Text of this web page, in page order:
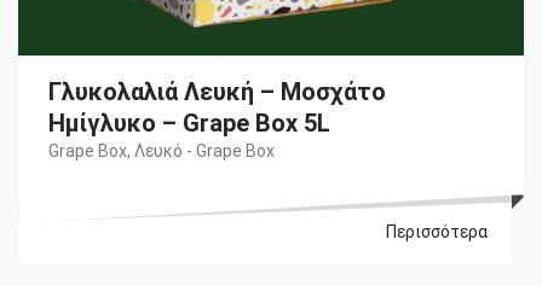
Γλυκολαλιά Λευκή – Μοσχάτο
Ημίγλυκο – Grape Box 5L
Grape Box, Λευκό - Grape Box
Περισσότερα